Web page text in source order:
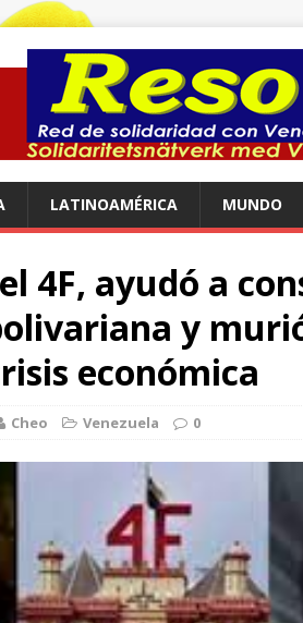
LATINOAMÉRICA MUNDO
4F, ayudó a
y
económica
Cheo Venezuela 0